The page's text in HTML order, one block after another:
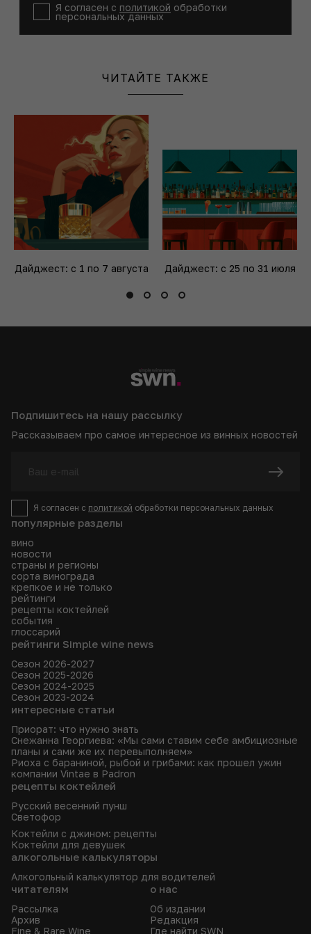
Я согласен с политикой обработки
персональных данных
ЧИТАЙТЕ ТАКЖЕ
Дайджест: с 1 по 7 августа Дайджест: с 25 по 31 июля
популярные разделы
вино
новости
страны и регионы
сорта винограда
крепкое и не только
рейтинги
рецепты коктейлей
события
глоссарий
рейтинги Simple wine news
Сезон 2026-2027
Сезон 2025-2026
Сезон 2024-2025
Сезон 2023-2024
интересные статьи
Приорат: что нужно знать
Снежанна Георгиева: «Мы сами ставим себе амбициозные
планы и сами же их перевыполняем»
Риоха с бараниной, рыбой и грибами: как прошел ужин
компании Vintae в Padron
рецепты коктейлей
Русский весенний пунш
Светофор
Коктейли с джином: рецепты
Коктейли для девушек
алкогольные калькуляторы
Алкогольный калькулятор для водителей
читателям
Рассылка
Архив
Fine & Rare Wine
о нас
Об издании
Редакция
Где найти SWN
Подпишитесь на нашу рассылку
Рассказываем про самое интересное из винных новостей
Я согласен с политикой обработки персональных данных